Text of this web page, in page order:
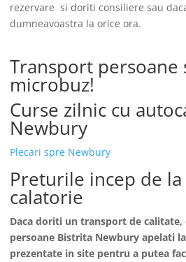
rezervare si doriti consiliere sau
dumneavoastra la orice ora.
Transport persoane
microbuz!
Curse zilnic cu
Newbury
Plecari spre Newbury
Preturile incep de
calatorie
Daca doriti un transport de
persoane Bistrita Newbury apelati
prezentate in site pentru a putea